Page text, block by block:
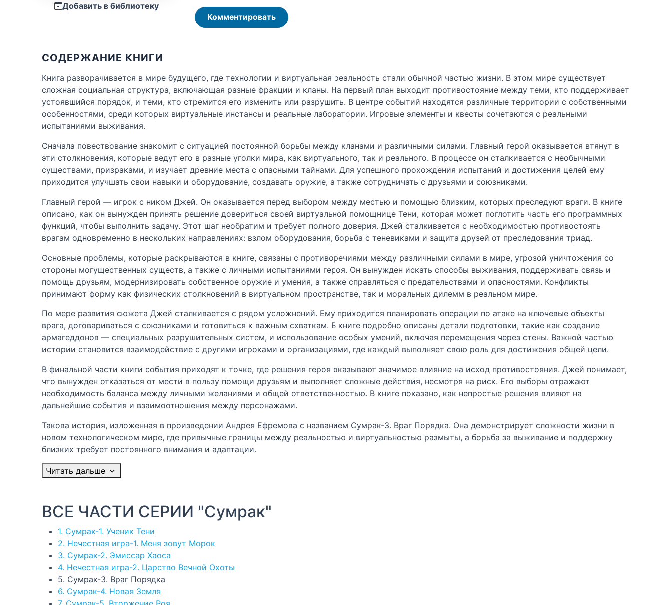
Добавить в библиотеку
Комментировать
СОДЕРЖАНИЕ КНИГИ
Книга разворачивается в мире будущего, где технологии и виртуальная реальность стали обычной частью жизни. В этом мире существует
сложная социальная структура, включающая разные фракции и кланы. На первый план выходит противостояние между теми, кто поддерживает
устоявшийся порядок, и теми, кто стремится его изменить или разрушить. В центре событий находятся различные территории с собственными
особенностями, среди которых виртуальные инстансы и реальные лаборатории. Игровые элементы и квесты сочетаются с реальными
испытаниями выживания.
Сначала повествование знакомит с ситуацией постоянной борьбы между кланами и различными силами. Главный герой оказывается втянут в
эти столкновения, которые ведут его в разные уголки мира, как виртуального, так и реального. В процессе он сталкивается с необычными
существами, призраками, и изучает древние места с опасными тайнами. Для успешного прохождения испытаний и достижения целей ему
приходится улучшать свои навыки и оборудование, создавать оружие, а также сотрудничать с друзьями и союзниками.
Главный герой — игрок с ником Джей. Он оказывается перед выбором между местью и помощью близким, которых преследуют враги. В книге
описано, как он вынужден принять решение довериться своей виртуальной помощнице Тени, которая может поглотить часть его программных
функций, чтобы выполнить задачу. Этот шаг необратим и требует полного доверия. Джей сталкивается с необходимостью противостоять
врагам одновременно в нескольких направлениях: взлом оборудования, борьба с теневиками и защита друзей от преследования триад.
Основные проблемы, которые раскрываются в книге, связаны с противоречиями между различными силами в мире, угрозой уничтожения со
стороны могущественных существ, а также с личными испытаниями героя. Он вынужден искать способы выживания, поддерживать связь и
помощь друзьям, модернизировать собственное оружие и умения, а также справляться с предательствами и опасностями. Конфликты
принимают форму как физических столкновений в виртуальном пространстве, так и моральных дилемм в реальном мире.
По мере развития сюжета Джей сталкивается с рядом усложнений. Ему приходится планировать операции по атаке на ключевые объекты
врага, договариваться с союзниками и готовиться к важным схваткам. В книге подробно описаны детали подготовки, такие как создание
армагеддонов — специальных разрушительных систем, и использование особых умений, включая перемещения через стены. Важной частью
истории становится взаимодействие с другими игроками и организациями, где каждый выполняет свою роль для достижения общей цели.
В финальной части книги события приходят к точке, где решения героя оказывают значимое влияние на исход противостояния. Джей понимает,
что вынужден отказаться от мести в пользу помощи друзьям и выполняет сложные действия, несмотря на риск. Его выборы отражают
необходимость баланса между личными желаниями и общей ответственностью. В книге показано, как непростые решения влияют на
дальнейшие события и взаимоотношения между персонажами.
Такова история, изложенная в произведении Андрея Ефремова с названием Сумрак-3. Враг Порядка. Она демонстрирует сложности жизни в
новом технологическом мире, где привычные границы между реальностью и виртуальностью размыты, а борьба за выживание и поддержку
близких требует постоянного внимания и адаптации.
Читать дальше
ВСЕ ЧАСТИ СЕРИИ "Сумрак"
1. Сумрак-1. Ученик Тени
2. Нечестная игра-1. Меня зовут Морок
3. Сумрак-2. Эмиссар Хаоса
4. Нечестная игра-2. Царство Вечной Охоты
5. Сумрак-3. Враг Порядка
6. Сумрак-4. Новая Земля
7. Сумрак-5. Вторжение Роя